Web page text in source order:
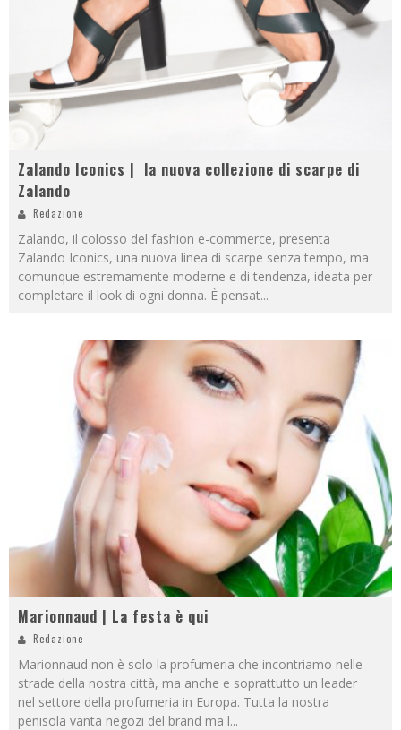
Zalando Iconics | la nuova collezione di scarpe di
Zalando
Redazione
Zalando, il colosso del fashion e-commerce, presenta
Zalando Iconics, una nuova linea di scarpe senza tempo, ma
comunque estremamente moderne e di tendenza, ideata per
completare il look di ogni donna. È pensat...
Marionnaud | La festa è qui
Redazione
Marionnaud non è solo la profumeria che incontriamo nelle
strade della nostra città, ma anche e soprattutto un leader
nel settore della profumeria in Europa. Tutta la nostra
penisola vanta negozi del brand ma l...